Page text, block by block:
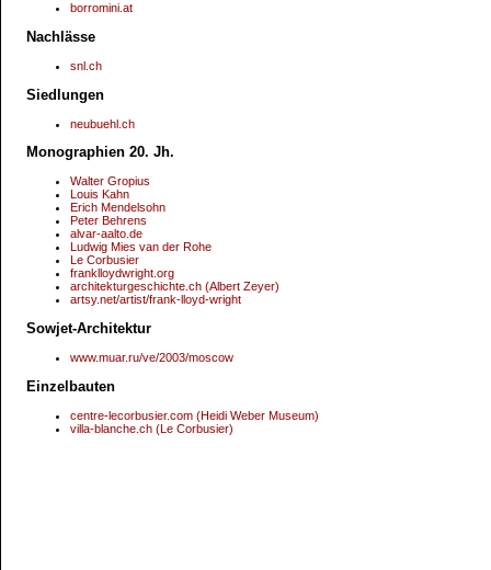
borromini.at
Nachlässe
snl.ch
Siedlungen
neubuehl.ch
Monographien 20. Jh.
Walter Gropius
Louis Kahn
Erich Mendelsohn
Peter Behrens
alvar-aalto.de
Ludwig Mies van der Rohe
Le Corbusier
franklloydwright.org
architekturgeschichte.ch (Albert Zeyer)
artsy.net/artist/frank-lloyd-wright
Sowjet-Architektur
www.muar.ru/ve/2003/moscow
Einzelbauten
centre-lecorbusier.com (Heidi Weber Museum)
villa-blanche.ch (Le Corbusier)